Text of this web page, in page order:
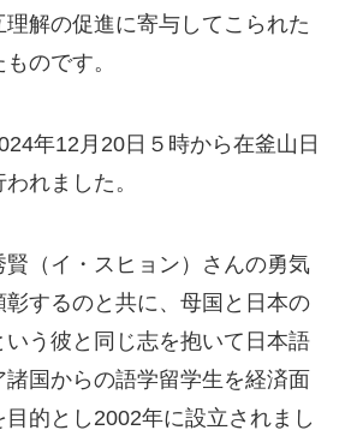
解の促進に寄与してこられた
のです。
年12月20日５時から在釜山日
れました。
賢（イ・スヒョン）さんの勇気
彰するのと共に、母国と日本の
う彼と同じ志を抱いて日本語
国からの語学留学生を経済面
的とし2002年に設立されまし